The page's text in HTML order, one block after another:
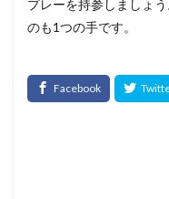
プレーを持参しましょ
のも1つの手です。